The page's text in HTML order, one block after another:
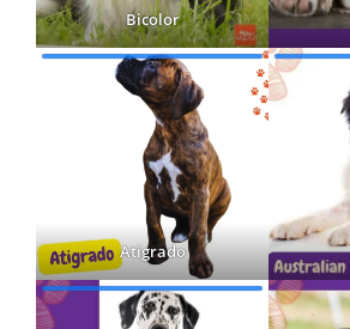
Bicolor
Atigrado